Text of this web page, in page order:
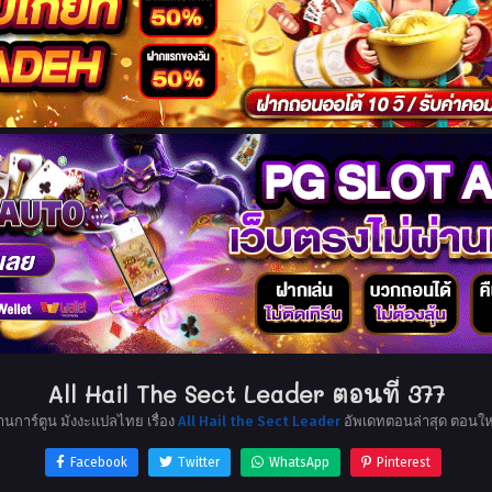
All Hail The Sect Leader ตอนที่ 377
นการ์ตูน มังงะแปลไทย เรื่อง All Hail the Sect Leader อัพเดทตอนล่าสุด ตอนใ
Facebook Twitter WhatsApp Pinterest